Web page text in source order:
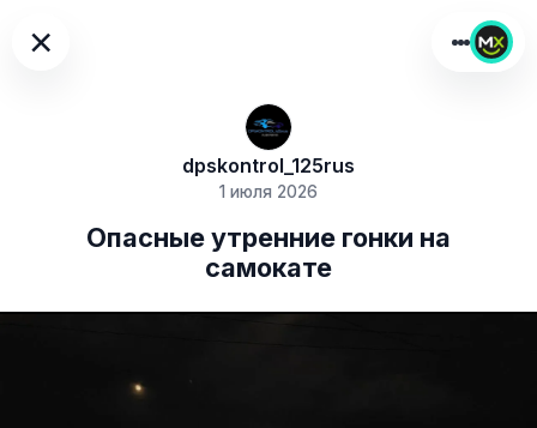
×
dpskontrol_125rus
1 июля 2026
Опасные утренние гонки на
самокате